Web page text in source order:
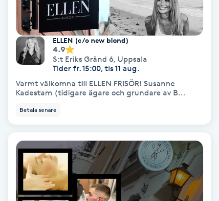
Nagelklippning
Nagelsvamp
Nageltrång
Nagelvård
Naglar borttagning
Naglar reparation
Naprapati
Navelpiercing
ELLEN (c/o new blond)
4.9
S:t Eriks Gränd 6, Uppsala
Tider fr. 15:00, tis 11 aug.
Varmt välkomna till ELLEN FRISÖR! Susanne
Kadestam (tidigare ägare och grundare av B...
Betala senare